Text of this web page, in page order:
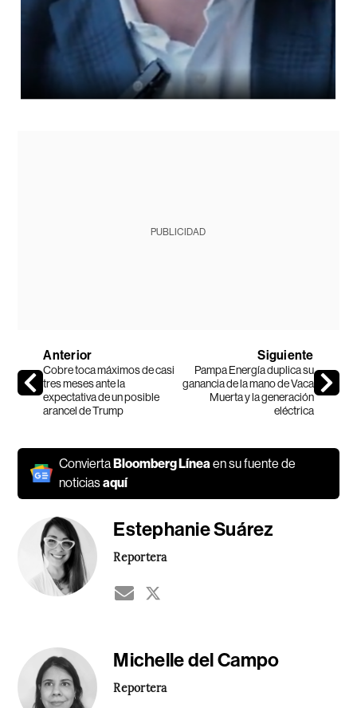
PUBLICIDAD
Anterior
Cobre toca máximos de casi
tres meses ante la
expectativa de un posible
arancel de Trump
Siguiente
Pampa Energía duplica su
ganancia de la mano de Vaca
Muerta y la generación
eléctrica
ConviertaBloomberg Línea en su fuente de
noticiasaquí
Estephanie Suárez
Reportera
Michelle del Campo
Reportera